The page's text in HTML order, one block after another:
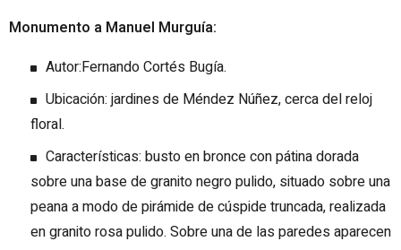
Monumento a Manuel Murguía:
Autor:Fernando Cortés Bugía.
Ubicación: jardines de Méndez Núñez, cerca del reloj
floral.
Características: busto en bronce con pátina dorada
sobre una base de granito negro pulido, situado sobre una
peana a modo de pirámide de cúspide truncada, realizada
en granito rosa pulido. Sobre una de las paredes aparecen